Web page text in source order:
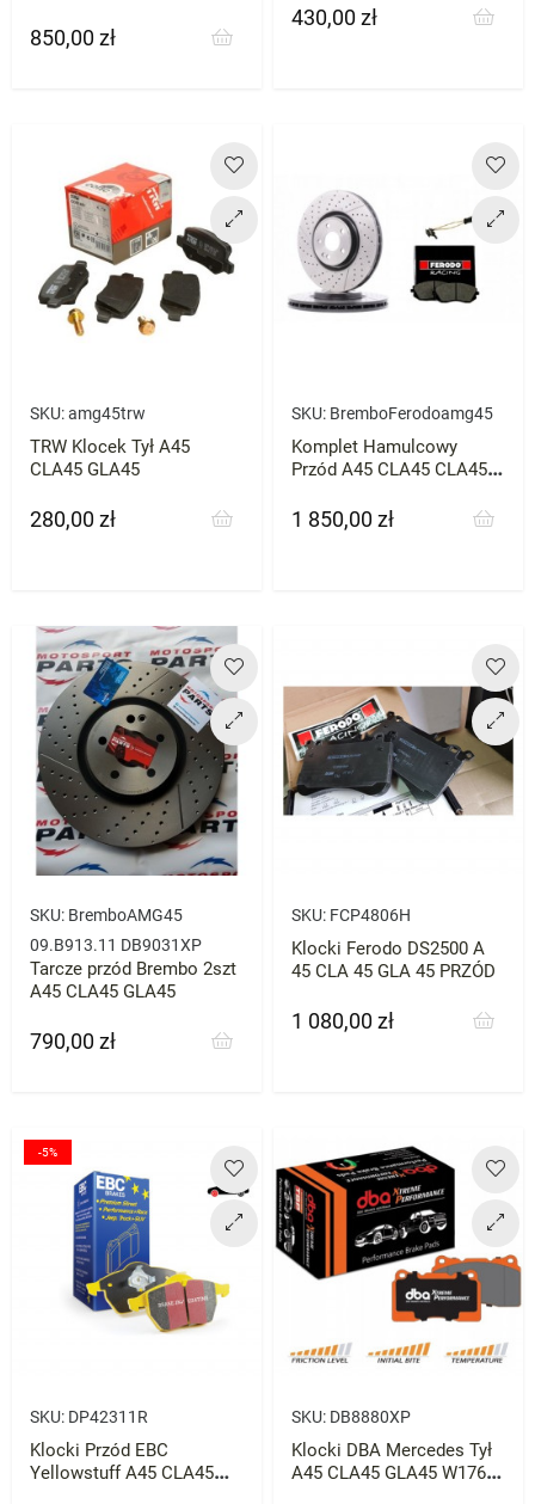
Cena
850,00 zł
Cena
430,00 zł
SKU:amg45trw
TRW Klocek Tył A45
CLA45 GLA45
Cena
280,00 zł
SKU: BremboFerodoamg45
Komplet Hamulcowy
Przód A45 CLA45 CLA45 /
Czujnik !
Cena
1 850,00 zł
SKU: BremboAMG45
09.B913.11 DB9031XP
Tarcze przód Brembo 2szt
A45 CLA45 GLA45
Cena
790,00 zł
SKU: FCP4806H
Klocki Ferodo DS2500 A
45 CLA 45 GLA 45 PRZÓD
Cena
1 080,00 zł
SKU: DP42311R
Klocki Przód EBC
Yellowstuff A45 CLA45
-5%
SKU: DB8880XP
Klocki DBA Mercedes Tył
A45 CLA45 GLA45 W176